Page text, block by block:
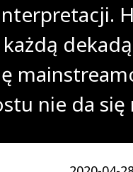
nie da się